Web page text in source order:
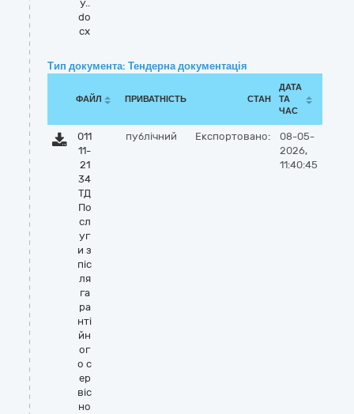
у..
do
cx
Тип документа: Тендерна документація
ФАЙЛ ПРИВАТНІСТЬ СТАН
ДАТА
ТА
ЧАС
011
11-
21
34
ТД
По
сл
уг
и з
піс
ля
га
ра
нті
йн
ог
о с
ер
віс
но
публічний Експортовано:
08-05-
2026,
11:40:45